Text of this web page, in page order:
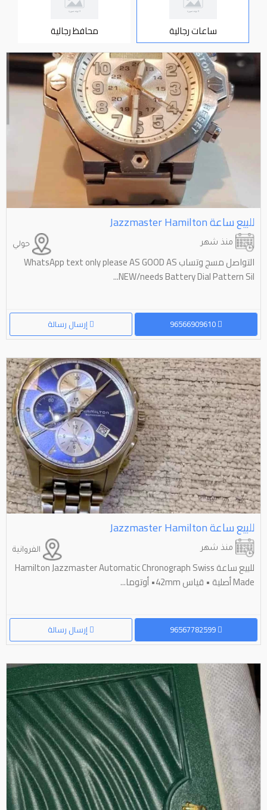
ساعات رجالية محافظ رجالية
للبيع ساعة ⁦⁦Hamilton⁩⁩ ⁦⁦Jazzmaster⁩⁩
حولي منذ شهر
التواصل مسج وتساب WhatsApp text only please AS GOOD AS
NEW/needs Battery Dial Pattern Sil...
إرسال رسالة
للبيع ساعة ⁦⁦Hamilton⁩⁩ ⁦⁦Jazzmaster⁩⁩
الفروانية منذ شهر
للبيع ساعة Hamilton Jazzmaster Automatic Chronograph Swiss
Made أصلية • قياس 42mm• أوتوما...
إرسال رسالة